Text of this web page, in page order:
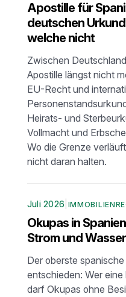
Apostille für
deutschen
welche nicht
Zwischen
Apostille längst nicht
EU-Recht und
Heirats- und
Vollmacht und
Wo die Grenze
nicht daran halten.
Juli 2026
Okupas in
Strom und
Der oberste
entschieden: Wer
darf Okupas ohne